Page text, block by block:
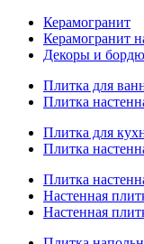
Керамогранит
Керамогранит
Декоры и
Плитка для
Плитка
Плитка для
Плитка
Плитка
Настенная
Настенная